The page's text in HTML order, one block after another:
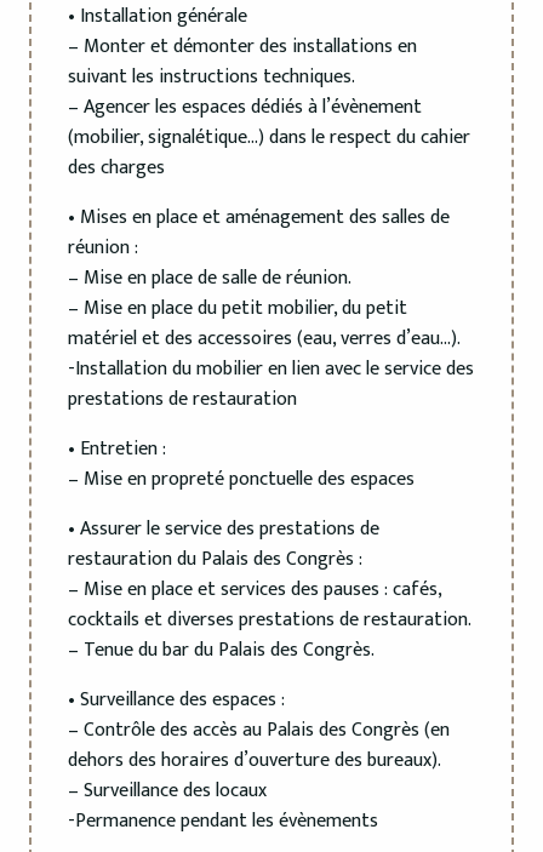
• Installation générale
– Monter et démonter des installations en
suivant les instructions techniques.
– Agencer les espaces dédiés à l’évènement
(mobilier, signalétique…) dans le respect du cahier
des charges
• Mises en place et aménagement des salles de
réunion :
– Mise en place de salle de réunion.
– Mise en place du petit mobilier, du petit
matériel et des accessoires (eau, verres d’eau…).
-Installation du mobilier en lien avec le service des
prestations de restauration
• Entretien :
– Mise en propreté ponctuelle des espaces
• Assurer le service des prestations de
restauration du Palais des Congrès :
– Mise en place et services des pauses : cafés,
cocktails et diverses prestations de restauration.
– Tenue du bar du Palais des Congrès.
• Surveillance des espaces :
– Contrôle des accès au Palais des Congrès (en
dehors des horaires d’ouverture des bureaux).
– Surveillance des locaux
-Permanence pendant les évènements